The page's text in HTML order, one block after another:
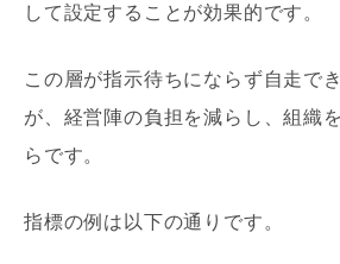
して設定することが効果的です。
この層が指示待ちにならず自走で
が、経営陣の負担を減らし、組織
らです。
指標の例は以下の通りです。